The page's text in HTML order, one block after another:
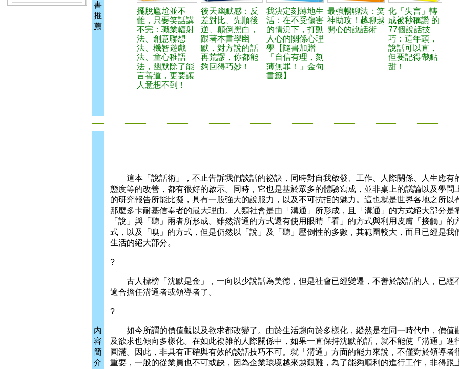
書
推
薦
擺脫尷尬並不
難，只要笑話講
不完：職業輻射
法、創意聯想
法、機智遊戲
法、童心稚語
法，幽默除了能
言善道，更要讓
人意想不到！
後天幽默感：反
差對比、先順後
逆、顛倒黑白，
跟著本書學幽
默，對方說的話
再荒謬，你都能
夠回得巧妙！
我決定刻薄地生
活：在不受傷害
的情況下，打動
人心的關係心理
學【隨書加贈
「自信有理，刻
薄無罪！」金句
書籤】
最強暢聊法：笑
神助攻！越聊越
開心的說話術
化「失言」轉
成被秒稱讚 的
77個說話技
巧：這年頭，
說話可以直，
但要記得帶點
甜！
內
容
簡
介
這本「說話術」，不止告訴我們談話的祕訣，同時對自我啟發、工作、人際關係、人生應有
態度等的改善，都有很好的啟示。同時，它也是基於眾多的體驗寫成，並非桌上的議論以及學問
的研究報告所能比擬，具有一股強大的說服力，以及不可抗拒的魅力。這也就是世界各地之所以
那麼多卡耐基信奉者的最大理由。人類社會是由「溝通」所形成，且「溝通」的方式絕大部分是
「說」與「聽」兩者所形成。雖然溝通的方式還有使用眼睛「看」的方式與利用皮膚「接觸」的
式，以及「嗅」的方式，但是仍然以「說」及「聽」壓倒性的多數，其範圍較大，而且已經是我
生活的絕大部分。
?
古人標榜「沈默是金」，一向以少說話為美德，但是社會已經變遷，不善於談話的人，已經
適合擔任溝通者或領導者了。
?
如今所謂的價值觀以及欲求都改變了。由於生活趨向於多樣化，縱然是在同一時代中，價值
及欲求也傾向多樣化。在如此複雜的人際關係中，如果一直保持沈默的話，就不能使「溝通」進
圓滿。因此，非具有正確與有效的談話技巧不可。就「溝通」方面的能力來說，不僅對於領導者
重要，一般的從業員也不可或缺，因為企業環境越來越艱難，為了能夠順利的進行工作，非得跟